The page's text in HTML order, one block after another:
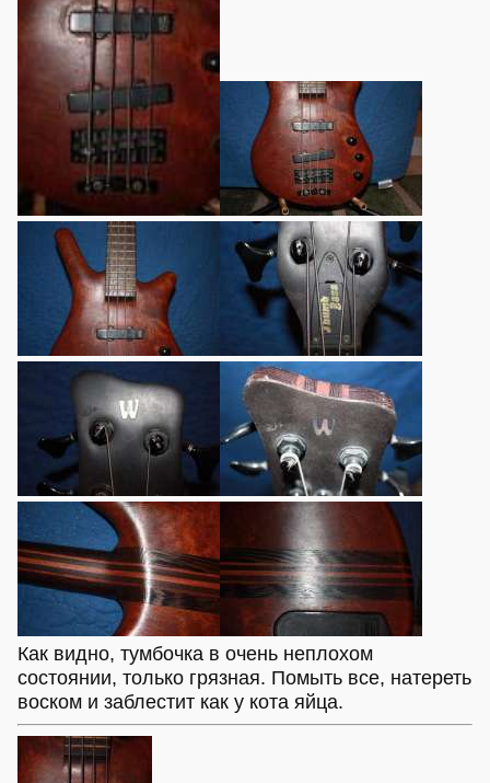
Как видно, тумбочка в очень неплохом
состоянии, только грязная. Помыть все, натереть
воском и заблестит как у кота яйца.